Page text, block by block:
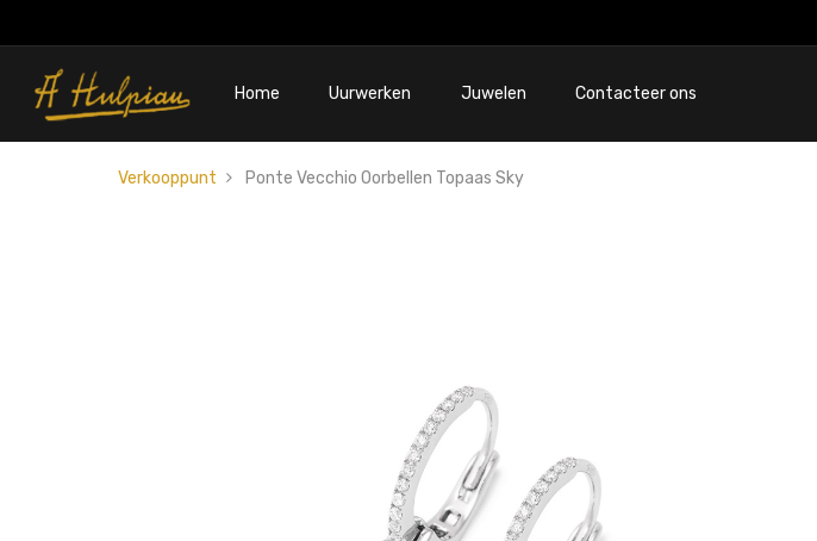
Home Uurwerken Juwelen Contacteer ons
Verkooppunt Ponte Vecchio Oorbellen Topaas Sky